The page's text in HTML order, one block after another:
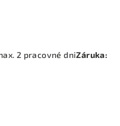
2 pracovné dniZáruka: